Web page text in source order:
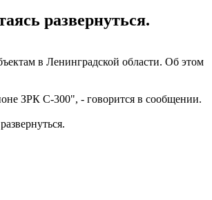
развернуться.
в Ленинградской области. Об этом
ЗРК С-300", - говорится в сообщении.